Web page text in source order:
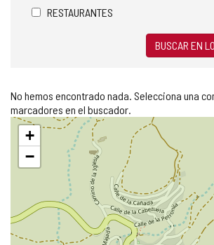
RESTAURANTES
BUSCAR EN
No hemos encontrado nada. Selecciona una
marcadores en el buscador.
Saltar
mapa
+
−